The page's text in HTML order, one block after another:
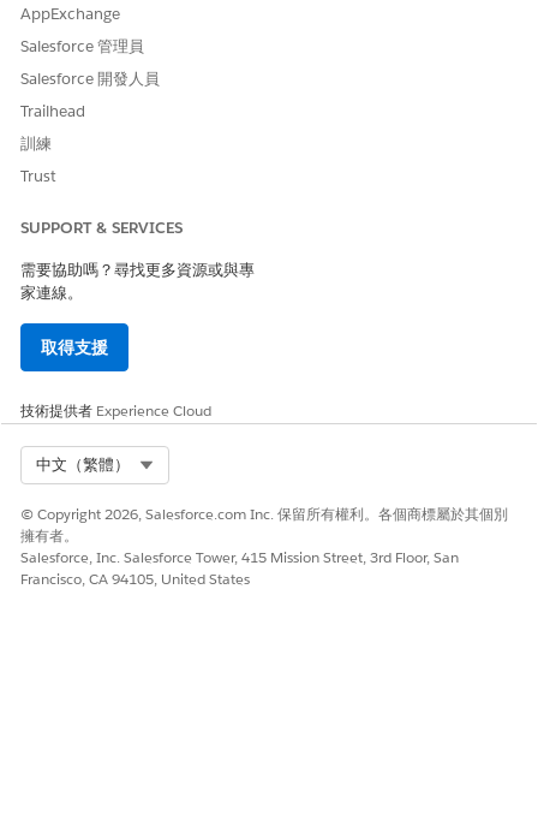
實作細微的自訂範圍失敗會導致缺乏最低權限強制執行,可能會允許
第三方工具中的單一漏洞升級為 Salesforce 環境的全規模破解。
當自訂範圍對應至全域或萬用字元權限時,可授與外部用戶端在所有
式碼審查,以確保每個整合僅要求其作業所需的絕對最低功能宣告。
業務與整合考量事項
定義精確的自訂範圍可改善公司安全性狀況,但需要開發人員明確更
建議的補救措施
前往「外部用戶端應用程式的 OAuth 設定」以定義特定自訂範圍,
然後將這些範圍指派給相關原則,以確保所有用戶端要求的存取權受
到限制。
安全性健康檢閱指南
AppExchange
Salesforce 管理員
Salesforce 開發人員
Trailhead
訓練
Trust
SUPPORT & SERVICES
需要協助嗎？尋找更多資源或與專
家連線。
取得支援
技術提供者 Experience Cloud
中文（繁體）
© Copyright 2026, Salesforce.com Inc. 保留所有權利。各個商標屬於其個別
擁有者。
Salesforce, Inc. Salesforce Tower, 415 Mission Street, 3rd Floor, San
Francisco, CA 94105, United States